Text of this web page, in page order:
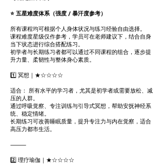
⭐ 五星难度体系（强度 / 暴汗度参考）
所有课程均可根据个人身体状况与练习经验自由选择。
课程难度星级仅作参考，学员可在老师建议下，结合自身
当下状态进行综合搭配练习。
初学者与长期练习者都可以通过不同课程的组合，逐步提
升力量、柔韧性与整体身心素质。
1️⃣ 冥想｜★☆☆☆☆
适合： 所有水平的学习者，尤其是初学者或需要放松、减
压的人群。
通过呼吸觉察、专注训练与引导式冥想，帮助安抚神经系
统、稳定情绪。
长期练习可改善睡眠质量，提升专注力与内在觉察，适合
高压力都市生活。
⸻
2️⃣ 理疗瑜伽｜★☆☆☆☆